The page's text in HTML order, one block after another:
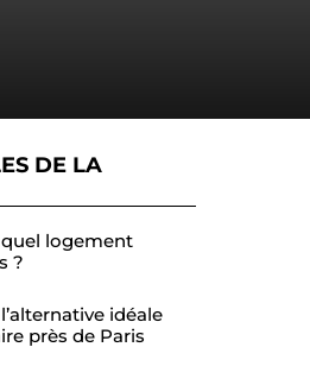
DE LA
logement
?
idéale
près de Paris